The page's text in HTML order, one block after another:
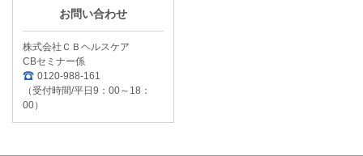
お問い合わせ
株式会社ＣＢヘルスケア
CBセミナー係
0120-988-161
（受付時間/平日9：00～18：
00）